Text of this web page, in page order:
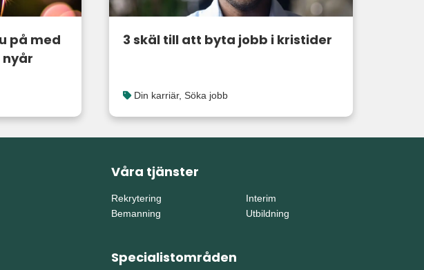
på med
nyår
3 skäl till att byta jobb i kristider
Din karriär, Söka jobb
Våra tjänster
Rekrytering
Bemanning
Interim
Utbildning
Specialistområden